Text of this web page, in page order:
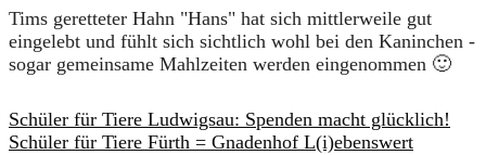
Tims geretteter Hahn "Hans" hat sich mittlerweile gut
eingelebt und fühlt sich sichtlich wohl bei den Kaninchen -
sogar gemeinsame Mahlzeiten werden eingenommen 🙂
Schüler für Tiere Ludwigsau: Spenden macht glücklich!
Schüler für Tiere Fürth = Gnadenhof L(i)ebenswert